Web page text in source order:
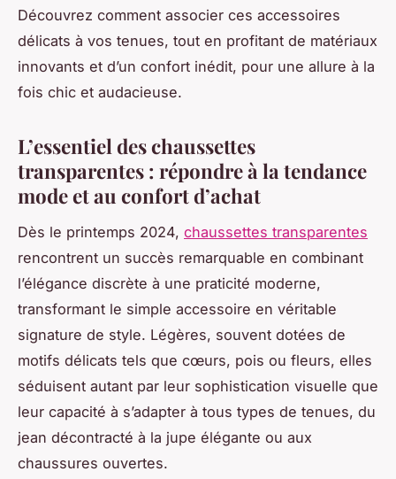
Découvrez comment associer ces accessoires
délicats à vos tenues, tout en profitant de matériaux
innovants et d’un confort inédit, pour une allure à la
fois chic et audacieuse.
L’essentiel des chaussettes
transparentes : répondre à la tendance
mode et au confort d’achat
Dès le printemps 2024, chaussettes transparentes
rencontrent un succès remarquable en combinant
l’élégance discrète à une praticité moderne,
transformant le simple accessoire en véritable
signature de style. Légères, souvent dotées de
motifs délicats tels que cœurs, pois ou fleurs, elles
séduisent autant par leur sophistication visuelle que
leur capacité à s’adapter à tous types de tenues, du
jean décontracté à la jupe élégante ou aux
chaussures ouvertes.